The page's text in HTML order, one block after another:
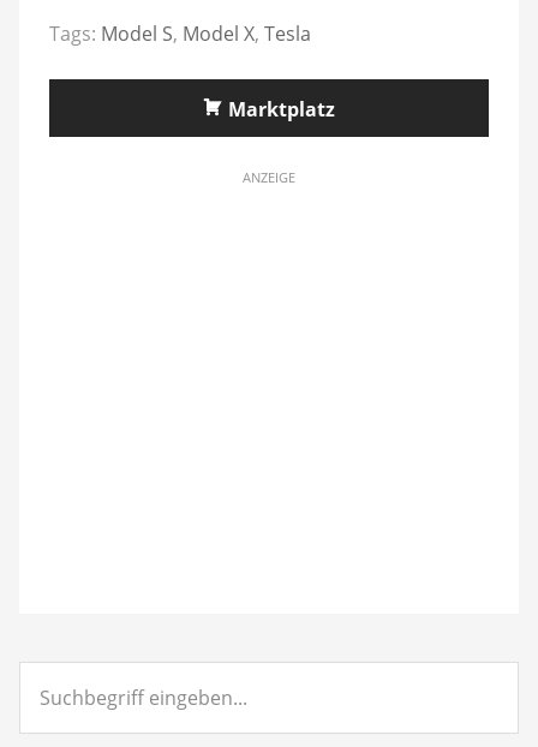
Tags: Model S, Model X, Tesla
Marktplatz
ANZEIGE
eingeben...